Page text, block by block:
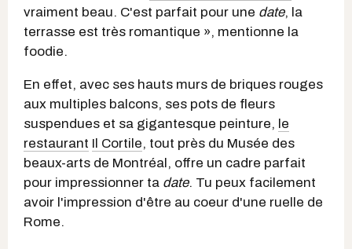
vraiment beau. C'est parfait pour une date, la
terrasse est très romantique », mentionne la
foodie.
En effet, avec ses hauts murs de briques rouges
aux multiples balcons, ses pots de fleurs
suspendues et sa gigantesque peinture, le
restaurant Il Cortile, tout près du Musée des
beaux-arts de Montréal, offre un cadre parfait
pour impressionner ta date. Tu peux facilement
avoir l'impression d'être au coeur d'une ruelle de
Rome.